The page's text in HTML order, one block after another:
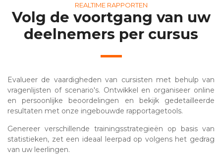
REALTIME RAPPORTEN
Volg de voortgang van uw
deelnemers per cursus
Evalueer de vaardigheden van cursisten met behulp van
vragenlijsten of scenario's. Ontwikkel en organiseer online
en persoonlijke beoordelingen en bekijk gedetailleerde
resultaten met onze ingebouwde rapportagetools.
Genereer verschillende trainingsstrategieën op basis van
statistieken, zet een ideaal leerpad op volgens het gedrag
van uw leerlingen.